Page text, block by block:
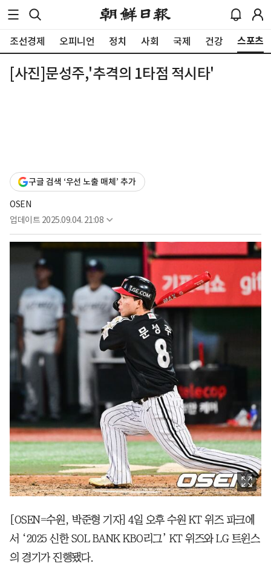
조선경제 오피니언 정치 사회 국제 건강 스포츠
[사진]문성주,'추격의 1타점 적시타'
구글 검색 ‘우선 노출 매체’ 추가
OSEN
업데이트 2025.09.04. 21:08
[OSEN=수원, 박준형 기자] 4일 오후 수원 KT 위즈 파크에
서 ‘2025 신한 SOL BANK KBO리그’ KT 위즈와 LG 트윈스
의 경기가 진행됐다.